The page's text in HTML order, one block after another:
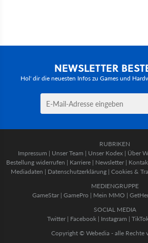
NEWSLETTER
Hol' dir die neuesten Infos zu Games und
RUBRIKEN
Impressum | Unser Team | Unser Kodex | Über
Bestellung widerrufen | Karriere | Newsletter |
Mediadaten | Datenschutzerklärung | Cookies &
MEDIENGRUPPE
GameStar| GamePro | Mein MMO |
SOCIAL MEDIA
Twitter | Facebook | Instagram |
Copyright © Webedia - alle Rechte